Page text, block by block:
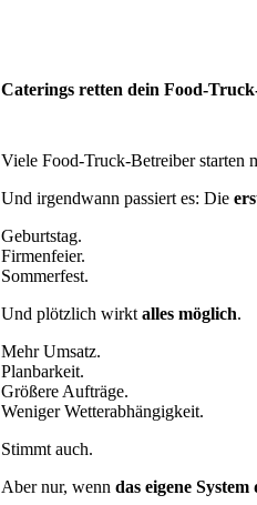
Caterings retten dein Food-
Viele Food-Truck-Betreiber starten
Und irgendwann passiert es: Die
Geburtstag.
Firmenfeier.
Sommerfest.
Und plötzlich wirkt alles möglich.
Mehr Umsatz.
Planbarkeit.
Größere Aufträge.
Weniger Wetterabhängigkeit.
Stimmt auch.
Aber nur, wenn das eigene